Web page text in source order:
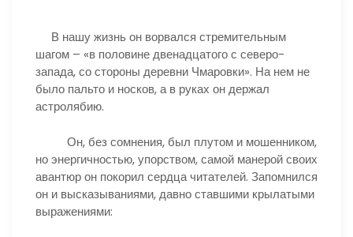
В нашу жизнь он ворвался стремительным
шагом – «в половине двенадцатого с северо-
запада, со стороны деревни Чмаровки». На нем не
было пальто и носков, а в руках он держал
астролябию.
Он, без сомнения, был плутом и мошенником,
но энергичностью, упорством, самой манерой своих
авантюр он покорил сердца читателей. Запомнился
он и высказываниями, давно ставшими крылатыми
выражениями: